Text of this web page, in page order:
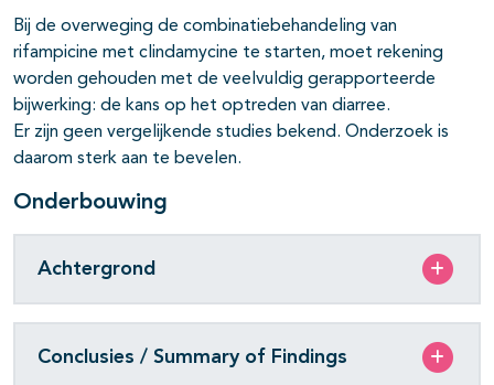
Bij de overweging de combinatiebehandeling van
rifampicine met clindamycine te starten, moet rekening
worden gehouden met de veelvuldig gerapporteerde
bijwerking: de kans op het optreden van diarree.
Er zijn geen vergelijkende studies bekend. Onderzoek is
daarom sterk aan te bevelen.
Onderbouwing
Achtergrond
Conclusies / Summary of Findings